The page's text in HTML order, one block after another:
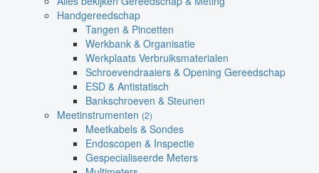
Handgereedschap
Tangen & Pincetten
Werkbank & Organisatie
Werkplaats Verbruiksmaterialen
Schroevendraaiers & Opening Gereedschap
ESD & Antistatisch
Bankschroeven & Steunen
Meetinstrumenten (2)
Meetkabels & Sondes
Endoscopen & Inspectie
Gespecialiseerde Meters